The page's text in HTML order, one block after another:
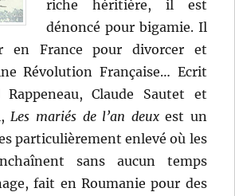
riche héritière, il est
dénoncé pour bigamie. Il
en France pour divorcer et
Révolution Française… Ecrit
Rappeneau, Claude Sautet et
Les mariés de l’an deuxest un
particulièrement enlevé où les
sans aucun temps
fait en Roumanie pour des